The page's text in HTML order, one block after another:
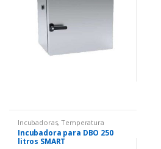
Incubadoras,Temperatura
Incubadora para DBO 250
litros SMART